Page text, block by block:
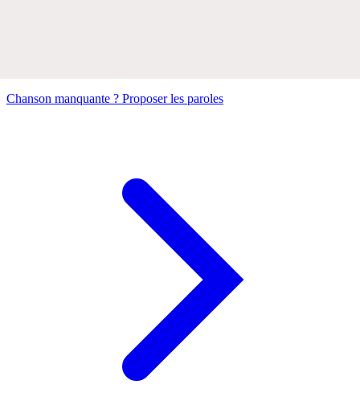
Chanson manquante ? Proposer les paroles